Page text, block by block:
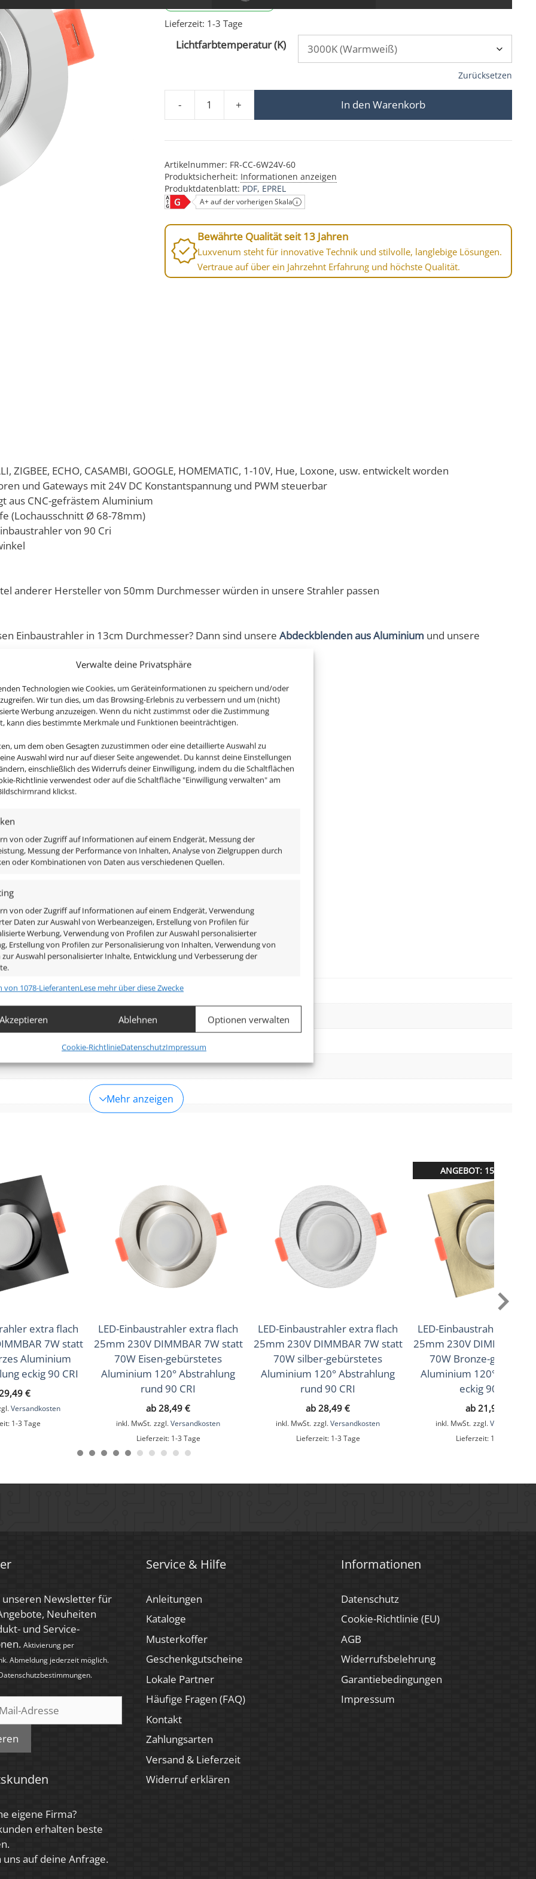
Verwalte deine Privatsphäre
Technologien wie Cookies, um Geräteinformationen zu speichern und/oder
Wir tun dies, um das Browsing-Erlebnis zu verbessern und um (nicht)
Werbung anzuzeigen. Wenn du nicht zustimmst oder die Zustimmung
kann dies bestimmte Merkmale und Funktionen beeinträchtigen.
um dem oben Gesagten zuzustimmen oder eine detaillierte Auswahl zu
Auswahl wird nur auf dieser Seite angewendet. Du kannst deine Einstellungen
einschließlich des Widerrufs deiner Einwilligung, indem du die Schaltflächen
Richtlinie verwendest oder auf die Schaltfläche "Einwilligung verwalten" am
klickst.
von oder Zugriff auf Informationen auf einem Endgerät, Messung der
Messung der Performance von Inhalten, Analyse von Zielgruppen durch
oder Kombinationen von Daten aus verschiedenen Quellen.
von oder Zugriff auf Informationen auf einem Endgerät, Verwendung
Daten zur Auswahl von Werbeanzeigen, Erstellung von Profilen für
Werbung, Verwendung von Profilen zur Auswahl personalisierter
Erstellung von Profilen zur Personalisierung von Inhalten, Verwendung von
zur Auswahl personalisierter Inhalte, Entwicklung und Verbesserung der
und Kombination von Daten aus unterschiedlichen Quellen,
verschiedener Endgeräte, Identifikation von Endgeräten
der Sicherheit, Verhinderung und Aufdeckung von
und Fehlerbehebung, Bereitstellung und Anzeige von
Immer aktiv
von 1078-LieferantenLese mehr über diese Zwecke
Akzeptieren Ablehnen Optionen verwalten
Cookie-RichtlinieDatenschutzImpressum
Lieferzeit: 1-3 Tage
Lichtfarbtemperatur (K)
Zurücksetzen
-
Smart Home 24V LED-Einbaustrahler rund | 25mm & 6W | Alu Chrom | 60° |
+ In den Warenkorb
Artikelnummer: FR-CC-6W24V-60
Produktsicherheit: Informationen anzeigen
Produktdatenblatt: PDF EPREL
A+ auf der vorherigen Skala
Bewährte Qualität seit 13 Jahren
Luxvenum steht für innovative Technik und stilvolle, langlebige Lösungen.
Vertraue auf über ein Jahrzehnt Erfahrung und höchste Qualität.
ZIGBEE, ECHO, CASAMBI, GOOGLE, HOMEMATIC, 1-10V, Hue, Loxone, usw. entwickelt worden
und Gateways mit 24V DC Konstantspannung und PWM steuerbar
aus CNC-gefrästem Aluminium
(Lochausschnitt Ø 68-78mm)
von 90 Cri
anderer Hersteller von 50mm Durchmesser würden in unsere Strahler passen
Einbaustrahler in 13cm Durchmesser? Dann sind unsere Abdeckblenden aus Aluminium und unsere
kommst du zu deinem passenden Zubehör:
(Warmweiß), 4000K (Neutralweiß)
Mehr anzeigen
extra flach
7W statt
Aluminium
eckig 90 CRI
€
Versandkosten
1-3 Tage
LED-Einbaustrahler extra flach
25mm 230V DIMMBAR 7W statt
70W Eisen-gebürstetes
Aluminium 120° Abstrahlung
rund 90 CRI
ab 28,49 €
inkl. MwSt. zzgl. Versandkosten
Lieferzeit: 1-3 Tage
LED-Einbaustrahler extra flach
25mm 230V DIMMBAR 7W statt
70W silber-gebürstetes
Aluminium 120° Abstrahlung
rund 90 CRI
ab 28,49 €
inkl. MwSt. zzgl. Versandkosten
Lieferzeit: 1-3 Tage
ANGEBOT: 15% RABATT
LED-Einbaustrahler extra
25mm 230V DIMMBAR
70W Bronze-
Aluminium 120°
eckig 90 CRI
ab 21,99
inkl. MwSt. zzgl.
Lieferzeit: 1-3 Tage
Newsletter für
Neuheiten
und Service-
Aktivierung per
Abmeldung jederzeit möglich.
.
eigene Firma?
erhalten beste
auf deine Anfrage.
Service & Hilfe
Anleitungen
Kataloge
Musterkoffer
Geschenkgutscheine
Lokale Partner
Häufige Fragen (FAQ)
Kontakt
Zahlungsarten
Versand & Lieferzeit
Widerruf erklären
Informationen
Datenschutz
Cookie-Richtlinie (EU)
AGB
Widerrufsbelehrung
Garantiebedingungen
Impressum